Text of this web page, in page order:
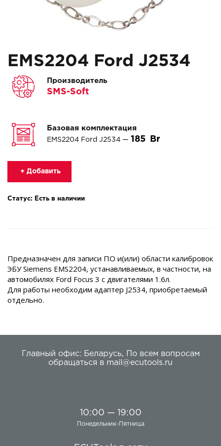
EMS2204 Ford J2534
Производитель
SMS-Soft
Базовая комплектация
EMS2204 Ford J2534 — 185
+ Добавить
Статус: Есть в наличии
Предназначен для записи ПО и(или) области калибровок
ЭБУ Siemens EMS2204, устанавливаемых, в частности, на
автомобилях Ford Focus 3 с двигателями 1.6л.
Для работы необходим адаптер J2534, приобретаемый
отдельно.
Главный офис: Беларусь,
По всем вопросам
обращаться в mail@ecutools.ru
10:00 — 19:00
Понедельник-Пятница